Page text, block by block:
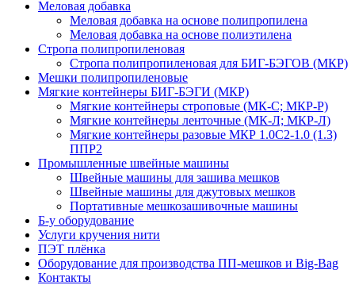
Меловая добавка
Меловая добавка на основе полипропилена
Меловая добавка на основе полиэтилена
Стропа полипропиленовая
Стропа полипропиленовая для БИГ-БЭГОВ (МКР)
Мешки полипропиленовые
Мягкие контейнеры БИГ-БЭГИ (МКР)
Мягкие контейнеры строповые (МК-С; МКР-Р)
Мягкие контейнеры ленточные (МК-Л; МКР-Л)
Мягкие контейнеры разовые МКР 1.0С2-1.0 (1.3)
ППР2
Промышленные швейные машины
Швейные машины для зашива мешков
Швейные машины для джутовых мешков
Портативные мешкозашивочные машины
Б-у оборудование
Услуги кручения нити
ПЭТ плёнка
Оборудование для производства ПП-мешков и Big-Bag
Контакты